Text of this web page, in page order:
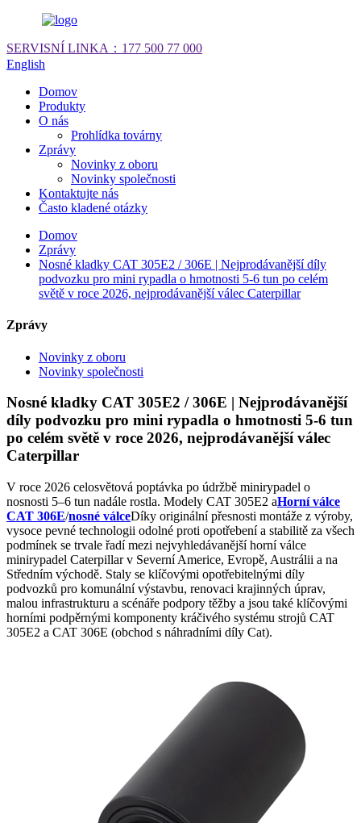
SERVISNÍ LINKA： 177 500 77 000
English
Domov
Produkty
O nás
Prohlídka továrny
Zprávy
Novinky z oboru
Novinky společnosti
Kontaktujte nás
Často kladené otázky
Domov
Zprávy
Nosné kladky CAT 305E2 / 306E | Nejprodávanější díly
podvozku pro mini rypadla o hmotnosti 5-6 tun po celém
světě v roce 2026, nejprodávanější válec Caterpillar
Zprávy
Novinky z oboru
Novinky společnosti
Nosné kladky CAT 305E2 / 306E | Nejprodávanější
díly podvozku pro mini rypadla o hmotnosti 5-6 tun
po celém světě v roce 2026, nejprodávanější válec
Caterpillar
V roce 2026 celosvětová poptávka po údržbě minirypadel o
nosnosti 5–6 tun nadále rostla. Modely CAT 305E2 aHorní válce
CAT 306E/nosné válceDíky originální přesnosti montáže z výroby,
vysoce pevné technologii odolné proti opotřebení a stabilitě za všech
podmínek se trvale řadí mezi nejvyhledávanější horní válce
minirypadel Caterpillar v Severní Americe, Evropě, Austrálii a na
Středním východě. Staly se klíčovými opotřebitelnými díly
podvozků pro komunální výstavbu, renovaci krajinných úprav,
malou infrastrukturu a scénáře podpory těžby a jsou také klíčovými
horními podpěrnými komponenty kráčivého systému strojů CAT
305E2 a CAT 306E (obchod s náhradními díly Cat).